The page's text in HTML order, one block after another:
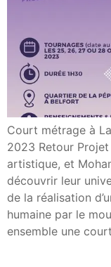
Court métrage à
2023 Retour
artistique, et
découvrir leur
de la réalisation
humaine par le
ensemble une